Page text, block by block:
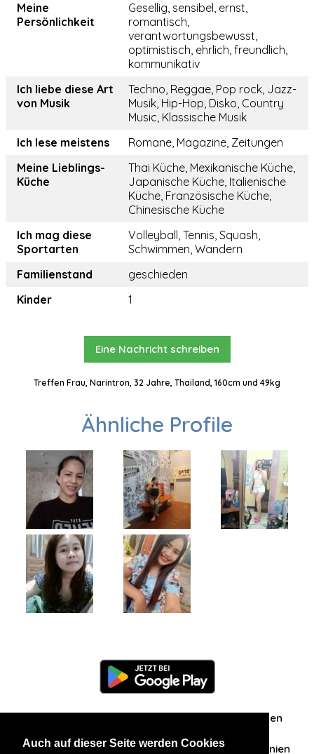
Auch auf dieser Seite werden Cookies
Meine
Persönlichkeit
Gesellig, sensibel, ernst,
romantisch,
verantwortungsbewusst,
optimistisch, ehrlich, freundlich,
kommunikativ
Ich liebe diese Art
von Musik
Techno, Reggae, Pop rock, Jazz-
Musik, Hip-Hop, Disko, Country
Music, Klassische Musik
Ich lese meistens
Romane, Magazine, Zeitungen
Meine Lieblings-
Küche
Thai Küche, Mexikanische Küche,
Japanische Küche, Italienische
Küche, Französische Küche,
Chinesische Küche
Ich mag diese
Sportarten
Volleyball, Tennis, Squash,
Schwimmen, Wandern
Familienstand
geschieden
Kinder
1
Eine Nachricht schreiben
Treffen Frau, Narintron, 32 Jahre, Thailand, 160cm und 49kg
Ähnliche Profile
Zuschriften/Erfahrungen
Datenschutzerklärung AGB Datenschutzrichtlinien